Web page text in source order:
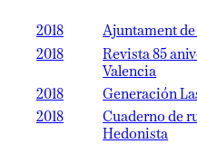
2018
Ajuntament
2018
Revista 85
Valencia
2018 Generación
2018
Cuaderno de
Hedonista